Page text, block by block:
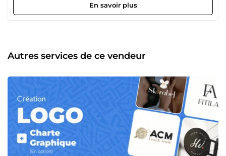
En savoir plus
Autres services de ce vendeur